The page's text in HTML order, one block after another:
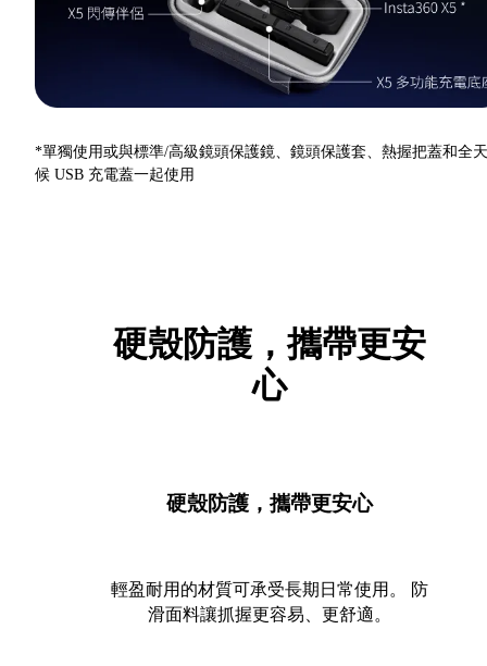
*單獨使用或與標準/高級鏡頭保護鏡、鏡頭保護套、熱握把蓋和全天
候 USB 充電蓋一起使用
硬殼防護，攜帶更安
心
硬殼防護，攜帶更安心
輕盈耐用的材質可承受長期日常使用。 防
滑面料讓抓握更容易、更舒適。